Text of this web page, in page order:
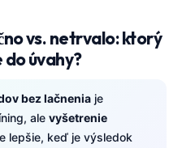
vs. netrvalo: ktorý
úvahy?
bez lačnenia je
ale vyšetrenie
lepšie, keď je výsledok